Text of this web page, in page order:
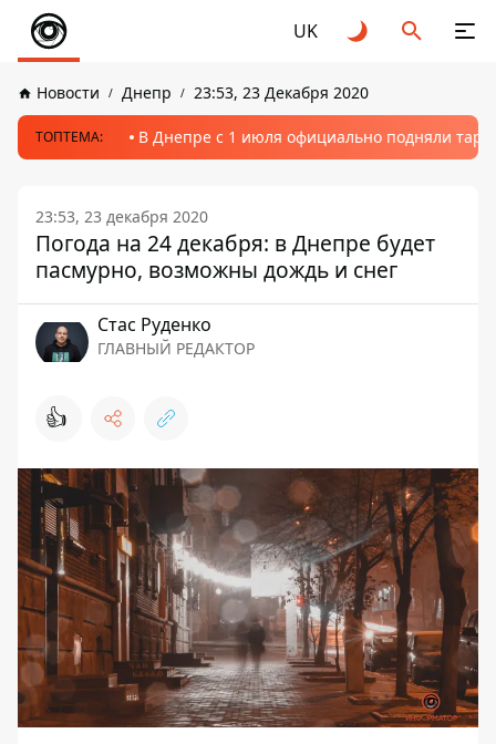
UK
Новости Днепр 23:53, 23 Декабря 2020
ТОПТЕМА: В Днепре с 1 июля официально подняли
23:53, 23 декабря 2020
Погода на 24 декабря: в Днепре будет
пасмурно, возможны дождь и снег
Стаc Руденко
ГЛАВНЫЙ РЕДАКТОР
👍